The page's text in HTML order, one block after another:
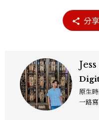
分享
原生
一路